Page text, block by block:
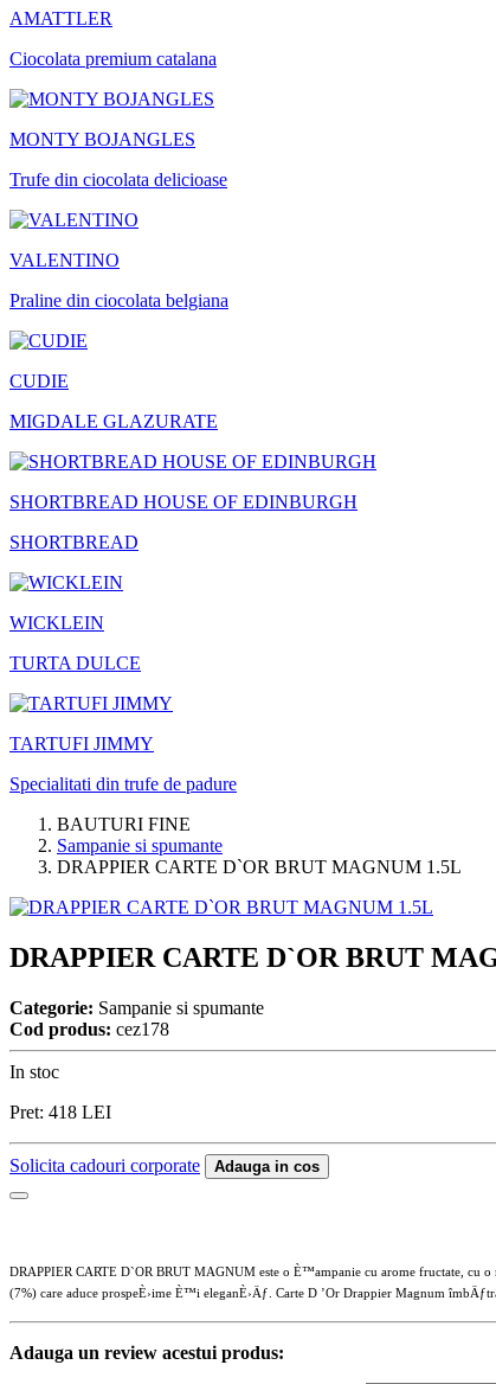
AMATTLER
Ciocolata premium catalana
MONTY BOJANGLES
Trufe din ciocolata delicioase
VALENTINO
Praline din ciocolata belgiana
CUDIE
MIGDALE GLAZURATE
SHORTBREAD HOUSE OF EDINBURGH
SHORTBREAD
WICKLEIN
TURTA DULCE
TARTUFI JIMMY
Specialitati din trufe de padure
BAUTURI FINE
Sampanie si spumante
DRAPPIER CARTE D`OR BRUT MAGNUM 1.5L
DRAPPIER CARTE D`OR BRUT
Categorie: Sampanie si spumante
Cod produs: cez178
In stoc
Pret: 418 LEI
Solicita cadouri corporate Adauga in cos
DRAPPIER CARTE D`OR BRUT MAGNUM este o È™ampanie cu arome fructate,
(7%) care aduce prospeÈ›ime È™i eleganÈ›Äƒ. Carte D ’Or Drappier Magnum
Adauga un review acestui produs: